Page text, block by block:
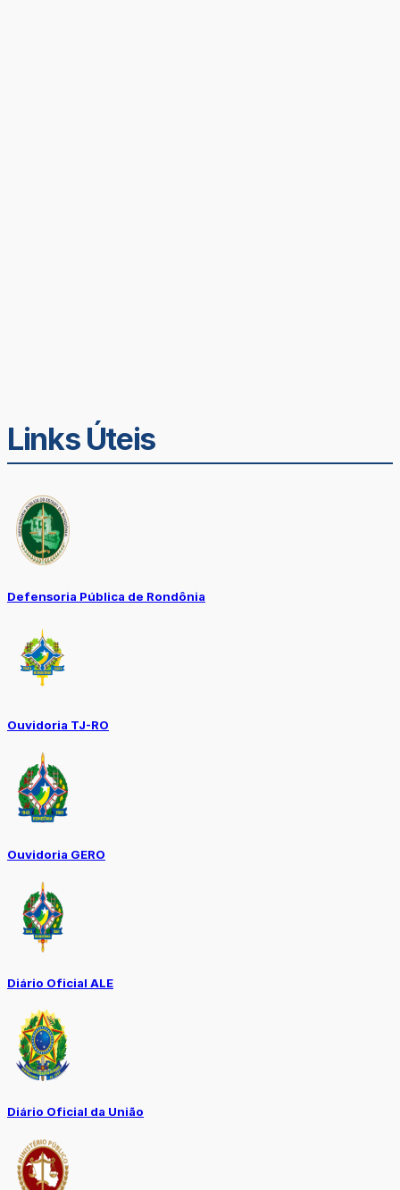
Links Úteis
Defensoria Pública de Rondônia
Ouvidoria TJ-RO
Ouvidoria GERO
Diário Oficial ALE
Diário Oficial da União